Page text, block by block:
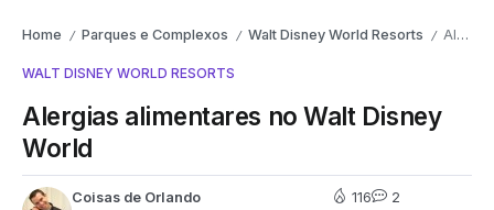
Home / Parques e Complexos / Walt Disney World Resorts / Alergias alimentares no Walt Disney World
WALT DISNEY WORLD RESORTS
Alergias alimentares no Walt Disney
World
Coisas de Orlando
116 2